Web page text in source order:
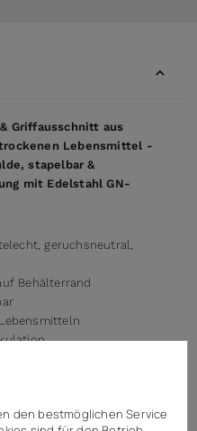
Griffausschnitt aus
Lebensmittel -
stapelbar &
mit Edelstahl GN-
geruchsneutral,
Behälterrand
den bestmöglichen Service